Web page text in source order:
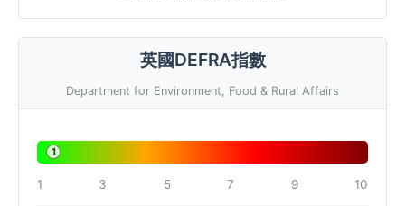
英國DEFRA指數
Department for Environment, Food & Rural Affairs
1
1 3 5 7 9 10